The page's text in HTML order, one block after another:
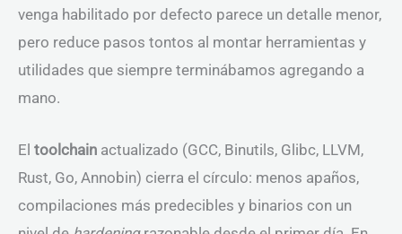
venga habilitado por defecto parece un detalle menor,
pero reduce pasos tontos al montar herramientas y
utilidades que siempre terminábamos agregando a
mano.
El toolchain actualizado (GCC, Binutils, Glibc, LLVM,
Rust, Go, Annobin) cierra el círculo: menos apaños,
compilaciones más predecibles y binarios con un